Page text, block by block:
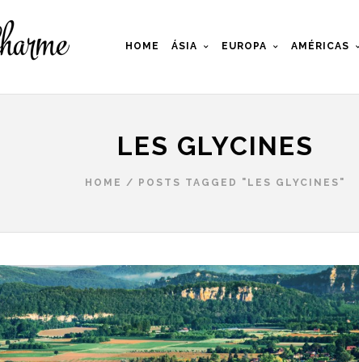
HOME ÁSIA EUROPA AMÉRICAS
LES GLYCINES
HOME / POSTS TAGGED "LES GLYCINES"